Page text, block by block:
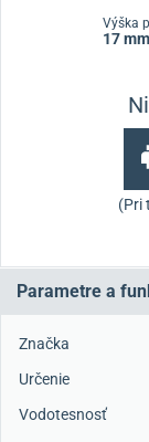
Výška
17 mm
(Pri
Parametre a
Značka
Určenie
Vodotesnosť